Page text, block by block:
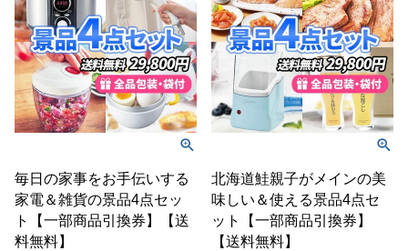
毎日の家事をお手伝いする
家電＆雑貨の景品4点セッ
ト【一部商品引換券】【送
料無料】
北海道鮭親子がメインの美
味しい＆使える景品4点セ
ット【一部商品引換券】
【送料無料】